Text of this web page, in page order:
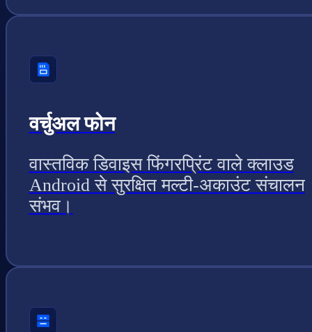
वर्चुअल फोन
वास्तविक डिवाइस फिंगरप्रिंट वाले क्लाउड
Android से सुरक्षित मल्टी-अकाउंट संचालन
संभव।